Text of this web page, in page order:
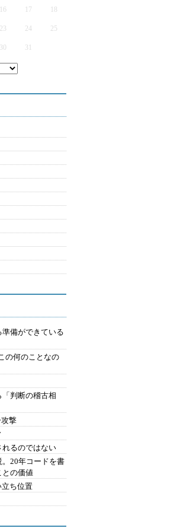
16 17
23 24 25
30 31
備ができている
の何のことなの
判断の稽古相
撃
れるのではない
。20年コードを書
との価値
ち位置